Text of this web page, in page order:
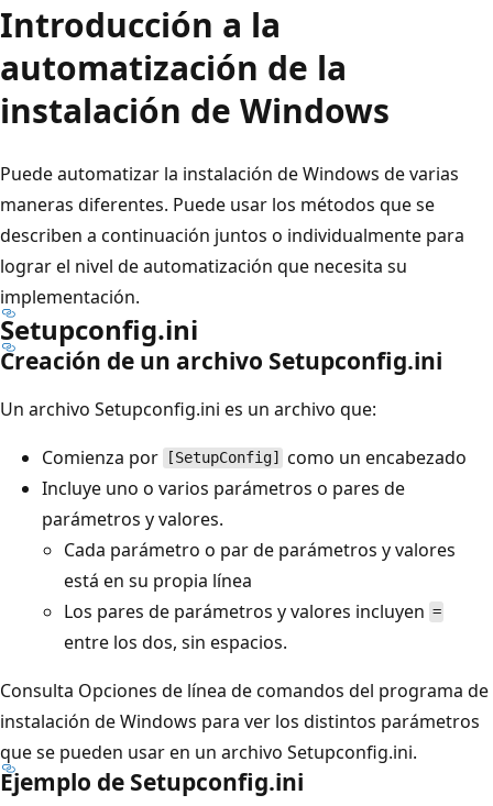
Introducción a la
automatización de la
instalación de Windows
Puede automatizar la instalación de Windows de varias
maneras diferentes. Puede usar los métodos que se
describen a continuación juntos o individualmente para
lograr el nivel de automatización que necesita su
implementación.
Setupconfig.ini
Creación de un archivo Setupconfig.ini
Un archivo Setupconfig.ini es un archivo que:
Comienza por
[SetupConfig]
como un encabezado
Incluye uno o varios parámetros o pares de
parámetros y valores.
Cada parámetro o par de parámetros y valores
está en su propia línea
Los pares de parámetros y valores incluyen =
entre los dos, sin espacios.
Consulta Opciones de línea de comandos del programa de
instalación de Windows para ver los distintos parámetros
que se pueden usar en un archivo Setupconfig.ini.
Ejemplo de Setupconfig.ini